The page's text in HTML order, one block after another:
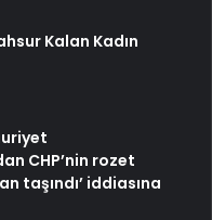
Kalan Kadın
CHP’nin rozet
taşındı’ iddiasına